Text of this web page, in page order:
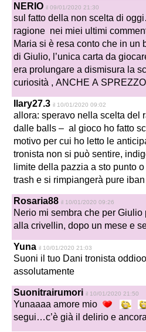
NERIO il 09/01/2020 21:30
sul fatto della non scelta di
ragione nei miei ultimi
Maria si è resa conto che in un
di Giulio, l’unica carta da
era prolungare a dismisura la
curiosità , ANCHE A
Ilary27.3 il 10/01/2020 09:02
allora: speravo nella scelta del
dalle balls – al gioco ho fatto
motivo per cui ho letto le
tronista non si può sentire,
limite della pazzia a sto punto
trash e si rimpiangerà pure
Rosaria88 il 10/01/2020 09:26
Nerio mi sembra che per
alla crivellin, dopo un mese e
Yuna il 10/01/2020 21:03
Suoni il tuo Dani tronista
assolutamente
Suonitrairumori il 10/01/2020 21:50
Yunaaaa amore mio
segui…c’è già il delirio